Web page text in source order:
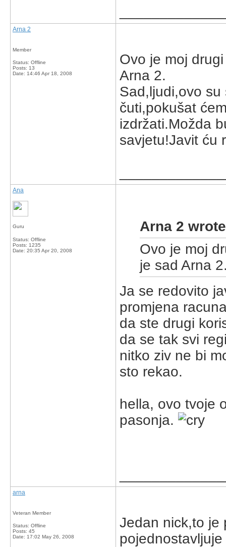
Arna 2
Member
Status: Offline
Posts: 13
Date: 14:46 Apr 18, 2008
Ovo je moj
Arna 2.
Sad,ljudi,ovo su
čuti,pokušat
izdržati.Možda
savjetu!Javit ću
Ana
Guru
Status: Offline
Posts: 1235
Date: 20:35 Apr 20, 2008
Arna 2
Ovo je moj
je sad Arna
Ja se redovito
promjena
da ste drugi
da se tak svi
nitko ziv ne bi
sto rekao.
hella, ovo tvoje
pasonja.
arna
Veteran Member
Status: Offline
Posts: 45
Date: 17:02 May 26, 2008
Jedan nick,to je